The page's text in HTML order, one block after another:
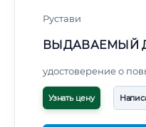
Рустави
ВЫДАВАЕМЫЙ
удостоверение о
Узнать цену